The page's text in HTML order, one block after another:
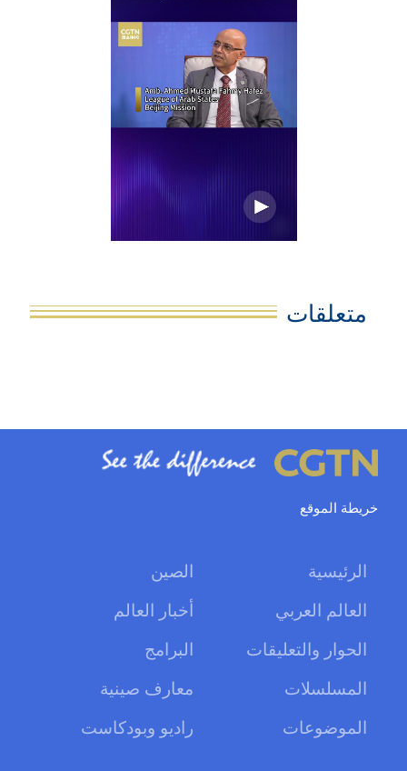
متعلقات
خريطة الموقع
الرئيسية
الصين
العالم العربي
أخبار العالم
الحوار والتعليقات
البرامج
المسلسلات
معارف صينية
الموضوعات
راديو وبودكاست